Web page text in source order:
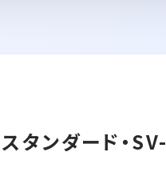
タンダード・